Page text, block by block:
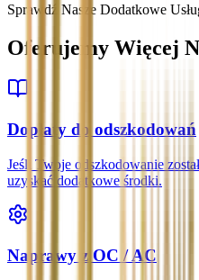
Sprawdź Nasze Dodatkowe
Oferujemy Więcej
Dopłaty do odszkodowań
Jeśli Twoje odszkodowanie
uzyskać dodatkowe środki.
Naprawy z OC / AC